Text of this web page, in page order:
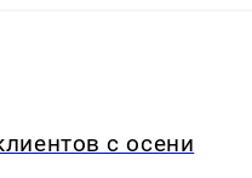
с осени